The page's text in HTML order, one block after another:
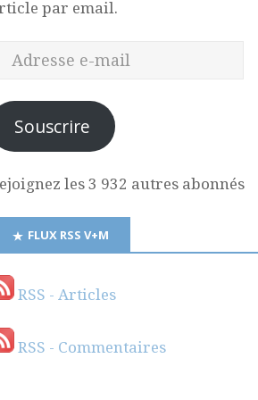
par email.
Souscrire
les 3 932 autres abonnés
FLUX RSS V+M
RSS - Articles
RSS - Commentaires